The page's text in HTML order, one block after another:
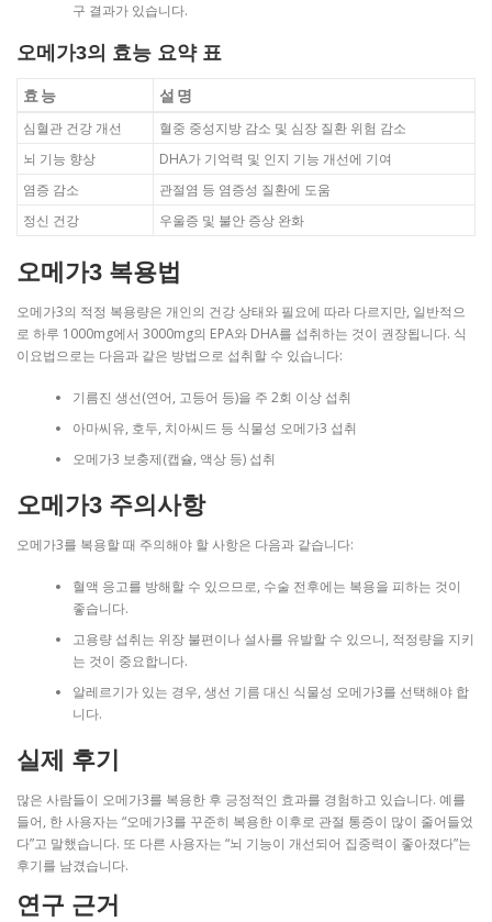
구 결과가 있습니다.
오메가3의 효능 요약 표
효능 설명
심혈관 건강 개선
혈중 중성지방 감소 및 심장 질환 위험 감소
뇌 기능 향상
DHA가 기억력 및 인지 기능 개선에 기여
염증 감소
관절염 등 염증성 질환에 도움
정신 건강
우울증 및 불안 증상 완화
오메가3 복용법
오메가3의 적정 복용량은 개인의 건강 상태와 필요에 따라 다르지만, 일반적으
로 하루 1000mg에서 3000mg의 EPA와 DHA를 섭취하는 것이 권장됩니다. 식
이요법으로는 다음과 같은 방법으로 섭취할 수 있습니다:
기름진 생선(연어, 고등어 등)을 주 2회 이상 섭취
아마씨유, 호두, 치아씨드 등 식물성 오메가3 섭취
오메가3 보충제(캡슐, 액상 등) 섭취
오메가3 주의사항
오메가3를 복용할 때 주의해야 할 사항은 다음과 같습니다:
혈액 응고를 방해할 수 있으므로, 수술 전후에는 복용을 피하는 것이
좋습니다.
고용량 섭취는 위장 불편이나 설사를 유발할 수 있으니, 적정량을 지키
는 것이 중요합니다.
알레르기가 있는 경우, 생선 기름 대신 식물성 오메가3를 선택해야 합
니다.
실제 후기
많은 사람들이 오메가3를 복용한 후 긍정적인 효과를 경험하고 있습니다. 예를
들어, 한 사용자는 “오메가3를 꾸준히 복용한 이후로 관절 통증이 많이 줄어들었
다”고 말했습니다. 또 다른 사용자는 “뇌 기능이 개선되어 집중력이 좋아졌다”는
후기를 남겼습니다.
연구 근거